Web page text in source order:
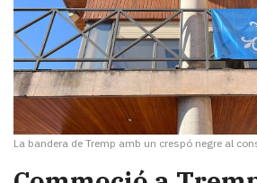
La bandera de Tremp amb un crespó negre al